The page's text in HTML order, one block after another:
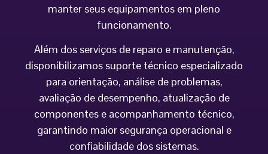
manter seus equipamentos em pleno
funcionamento.
Além dos serviços de reparo e manutenção,
disponibilizamos suporte técnico especializado
para orientação, análise de problemas,
avaliação de desempenho, atualização de
componentes e acompanhamento técnico,
garantindo maior segurança operacional e
confiabilidade dos sistemas.